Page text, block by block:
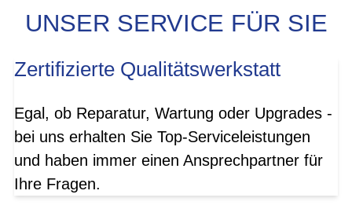
UNSER SERVICE FÜR SIE
Zertifizierte Qualitätswerkstatt
Egal, ob Reparatur, Wartung oder Upgrades -
bei uns erhalten Sie Top-Serviceleistungen
und haben immer einen Ansprechpartner für
Ihre Fragen.